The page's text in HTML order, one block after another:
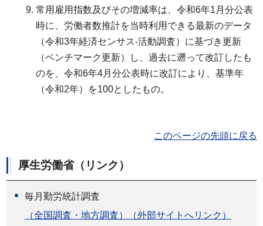
常用雇用指数及びその増減率は、令和6年1月分公表
時に、労働者数推計を当時利用できる最新のデータ
（令和3年経済センサス-活動調査）に基づき更新
（ベンチマーク更新）し、過去に遡って改訂したも
のを、令和6年4月分公表時に改訂により、基準年
（令和2年）を100としたもの。
このページの先頭に戻る
厚生労働省（リンク）
毎月勤労統計調査
（全国調査・地方調査）（外部サイトへリンク）